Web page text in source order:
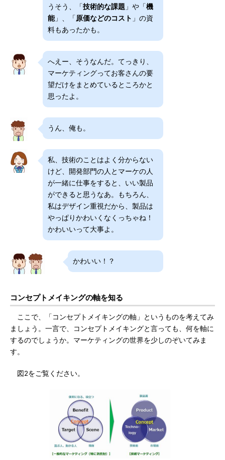
うそう、「技術的な課題 」や「機
能」、「原価などのコスト 」の資
料もあったかも。
へえー、そうなんだ。てっきり、
マーケティングってお客さんの要
望だけをまとめているところかと
思ったよ。
うん、俺も。
私、技術のことはよく分からない
けど、開発部門の人とマーケの人
が一緒に仕事をすると、いい製品
ができると思うなあ。もちろん、
私はデザイン重視だから、製品は
やっぱりかわいくなくっちゃね！
かわいいって大事よ。
かわいい！？
コンセプトメイキングの軸を知る
ここで、「コンセプトメイキングの軸」というものを考えてみ
ましょう。一言で、コンセプトメイキングと言っても、何を軸に
するのでしょうか。マーケティングの世界を少しのぞいてみま
す。
図2をご覧ください。